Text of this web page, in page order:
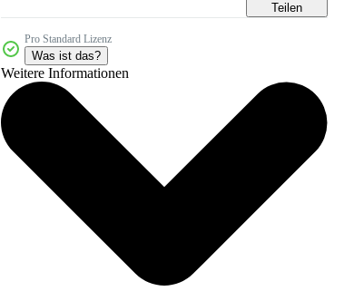
Teilen
Pro Standard Lizenz
Was ist das?
Weitere Informationen